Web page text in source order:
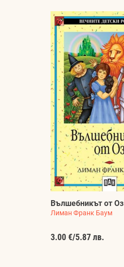
Вълшебникът от Оз
Лиман Франк Баум
3.00 €/5.87 лв.